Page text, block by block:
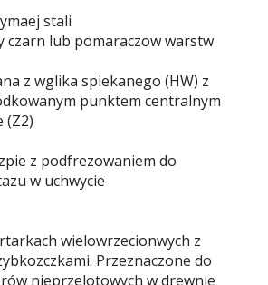
stali
czarn lub pomaraczow warstw
z wglika spiekanego (HW) z
punktem centralnym
(Z2)
z podfrezowaniem do
w uchwycie
wielowrzecionwych z
Przeznaczone do
nieprzelotowych w drewnie